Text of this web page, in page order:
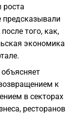
роста
того, как,
экономика
к
в секторах
ресторанов